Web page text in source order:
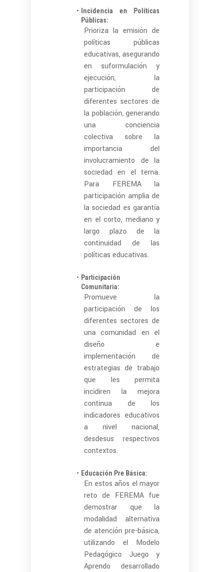
Incidencia en Políticas
Públicas:
Prioriza la emisión de
políticas públicas
educativas, asegurando
en suformulación y
ejecución, la
participación de
diferentes sectores de
la población, generando
una conciencia
colectiva sobre la
importancia del
involucramiento de la
sociedad en el tema.
Para FEREMA la
participación amplia de
la sociedad es garantía
en el corto, mediano y
largo plazo de la
continuidad de las
políticas educativas.
Participación
Comunitaria:
Promueve la
participación de los
diferentes sectores de
una comunidad en el
diseño e
implementación de
estrategias de trabajo
que les permita
incidiren la mejora
continua de los
indicadores educativos
a nivel nacional,
desdesus respectivos
contextos.
Educación Pre Básica:
En estos años el mayor
reto de FEREMA fue
demostrar que la
modalidad alternativa
de atención pre-básica,
utilizando el Modelo
Pedagógico Juego y
Aprendo desarrollado